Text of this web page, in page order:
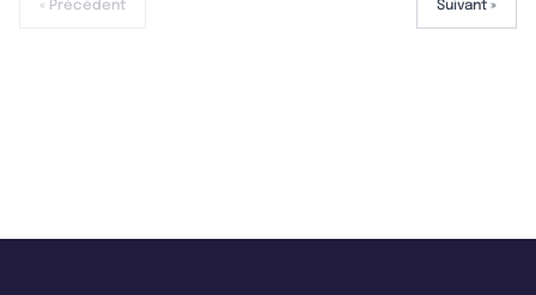
« Précédent Suivant »